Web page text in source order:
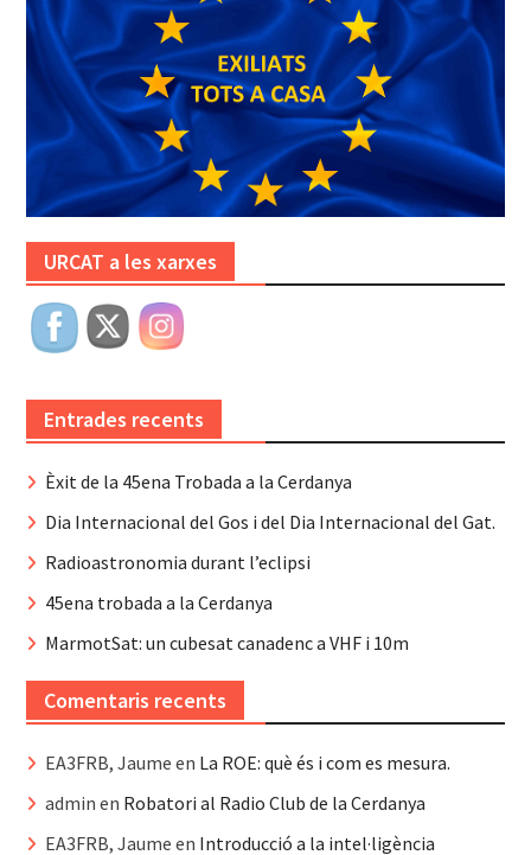
URCAT a les xarxes
Entrades recents
Èxit de la 45ena Trobada a la Cerdanya
Dia Internacional del Gos i del Dia Internacional del Gat.
Radioastronomia durant l’eclipsi
45ena trobada a la Cerdanya
MarmotSat: un cubesat canadenc a VHF i 10m
Comentaris recents
EA3FRB, Jaume en La ROE: què és i com es mesura.
admin en Robatori al Radio Club de la Cerdanya
EA3FRB, Jaume en Introducció a la intel·ligència